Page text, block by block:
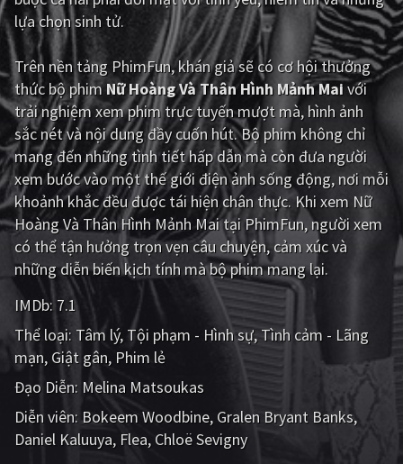
Giật gân Gia đình
Bí ẩn Lịch sử
Viễn Tây Tiểu sử
GameShow DramaTV
QUỐC GIA
Âu - Mỹ Trung Quốc - Hồng Kông
Hàn Quốc Nhật Bản
Ấn Độ Việt Nam
Tổng hợp
CẬP NHẬT
PHIM MỚI
lựa chọn sinh tử.
Trên nền tảng PhimFun, khán giả sẽ có cơ hội thưởng
thức bộ phimNữ Hoàng Và Thân Hình Mảnh Mai với
trải nghiệm xem phim trực tuyến mượt mà, hình ảnh
sắc nét và nội dung đầy cuốn hút. Bộ phim không chỉ
mang đến những tình tiết hấp dẫn mà còn đưa người
xem bước vào một thế giới điện ảnh sống động, nơi mỗi
khoảnh khắc đều được tái hiện chân thực. Khi xem Nữ
Hoàng Và Thân Hình Mảnh Mai tại PhimFun, người xem
có thể tận hưởng trọn vẹn câu chuyện, cảm xúc và
những diễn biến kịch tính mà bộ phim mang lại.
IMDb: 7.1
Thể loại: Tâm lý Tội phạm - Hình sự Tình cảm - Lãng
mạn Giật gân Phim lẻ
Đạo Diễn: Melina Matsoukas
Diễn viên: Bokeem Woodbine Gralen Bryant Banks
Daniel Kaluuya Flea Chloë Sevigny